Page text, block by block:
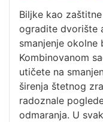
Biljke kao
ogradite dvorište
smanjenje okolne
Kombinovanom
utičete na
širenja štetnog
radoznale
odmaranja. U